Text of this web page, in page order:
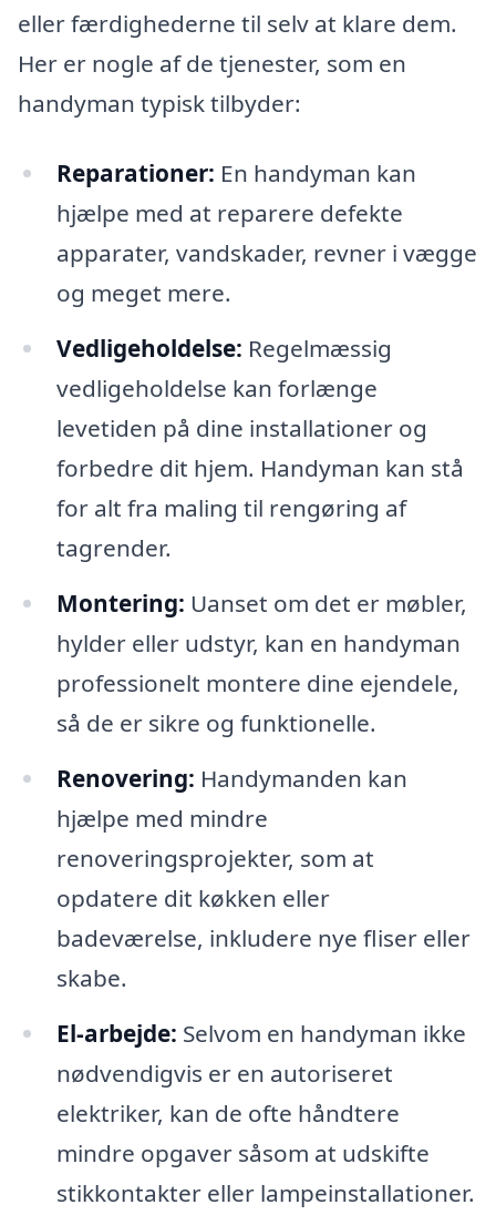
eller færdighederne til selv at klare dem.
Her er nogle af de tjenester, som en
handyman typisk tilbyder:
Reparationer: En handyman kan
hjælpe med at reparere defekte
apparater, vandskader, revner i vægge
og meget mere.
Vedligeholdelse: Regelmæssig
vedligeholdelse kan forlænge
levetiden på dine installationer og
forbedre dit hjem. Handyman kan stå
for alt fra maling til rengøring af
tagrender.
Montering: Uanset om det er møbler,
hylder eller udstyr, kan en handyman
professionelt montere dine ejendele,
så de er sikre og funktionelle.
Renovering: Handymanden kan
hjælpe med mindre
renoveringsprojekter, som at
opdatere dit køkken eller
badeværelse, inkludere nye fliser eller
skabe.
El-arbejde: Selvom en handyman ikke
nødvendigvis er en autoriseret
elektriker, kan de ofte håndtere
mindre opgaver såsom at udskifte
stikkontakter eller lampeinstallationer.